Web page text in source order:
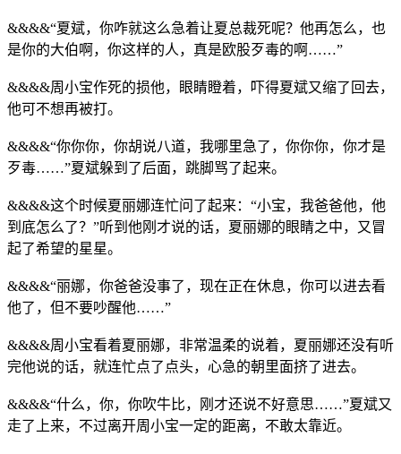
&&&&“夏斌，你咋就这么急着让夏总裁死呢？他再怎么，也
是你的大伯啊，你这样的人，真是欧股歹毒的啊……”
&&&&周小宝作死的损他，眼睛瞪着，吓得夏斌又缩了回去，
他可不想再被打。
&&&&“你你你，你胡说八道，我哪里急了，你你你，你才是
歹毒……”夏斌躲到了后面，跳脚骂了起来。
&&&&这个时候夏丽娜连忙问了起来：“小宝，我爸爸他，他
到底怎么了？”听到他刚才说的话，夏丽娜的眼睛之中，又冒
起了希望的星星。
&&&&“丽娜，你爸爸没事了，现在正在休息，你可以进去看
他了，但不要吵醒他……”
&&&&周小宝看着夏丽娜，非常温柔的说着，夏丽娜还没有听
完他说的话，就连忙点了点头，心急的朝里面挤了进去。
&&&&“什么，你，你吹牛比，刚才还说不好意思……”夏斌又
走了上来，不过离开周小宝一定的距离，不敢太靠近。